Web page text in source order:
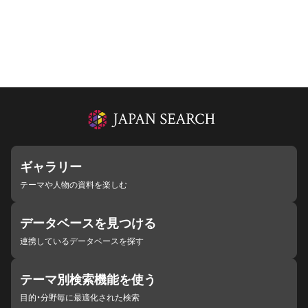
ギャラリー
テーマや人物の資料を楽しむ
データベースを見つける
連携しているデータベースを探す
テーマ別検索機能を使う
目的・分野毎に最適化された検索